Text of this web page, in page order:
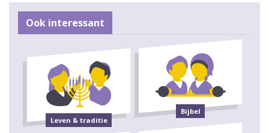
Ook interessant
Leven & traditie
Bijbel